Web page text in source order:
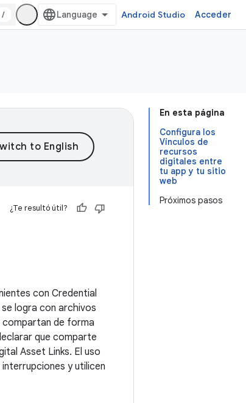
/ Android Studio Acceder
En esta página
Configura los
Vínculos de
recursos
digitales entre
tu app y tu sitio
web
Próximos pasos
¿Te resultó útil?
con Credential
logra con archivos
compartan de forma
que comparte
Asset Links. El uso
y utilicen